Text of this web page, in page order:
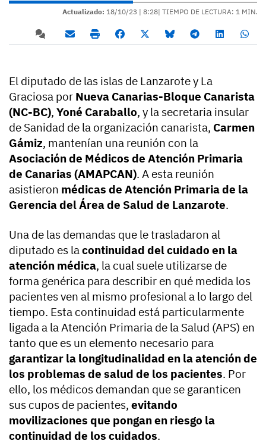
Actualizado: 18/10/23 | 8:28| TIEMPO DE LECTURA: 1 MIN.
El diputado de las islas de Lanzarote y La
Graciosa por Nueva Canarias-Bloque Canarista
(NC-BC), Yoné Caraballo, y la secretaria insular
de Sanidad de la organización canarista, Carmen
Gámiz, mantenían una reunión con la
Asociación de Médicos de Atención Primaria
de Canarias (AMAPCAN). A esta reunión
asistieron médicas de Atención Primaria de la
Gerencia del Área de Salud de Lanzarote.
Una de las demandas que le trasladaron al
diputado es lacontinuidad del cuidado en la
atención médica, la cual suele utilizarse de
forma genérica para describir en qué medida los
pacientes ven al mismo profesional a lo largo del
tiempo. Esta continuidad está particularmente
ligada a la Atención Primaria de la Salud (APS) en
tanto que es un elemento necesario para
garantizar la longitudinalidad en la atención de
los problemas de salud de los pacientes. Por
ello, los médicos demandan que se garanticen
sus cupos de pacientes, evitando
movilizaciones que pongan en riesgo la
continuidad de los cuidados.